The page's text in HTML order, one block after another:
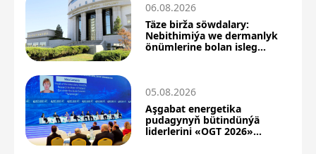
06.08.2026
Täze birža söwdalary:
Nebithimiýa we dermanlyk
önümlerine bolan isleg
05.08.2026
Aşgabat energetika
pudagynyň bütindünýä
liderlerini «OGT 2026»